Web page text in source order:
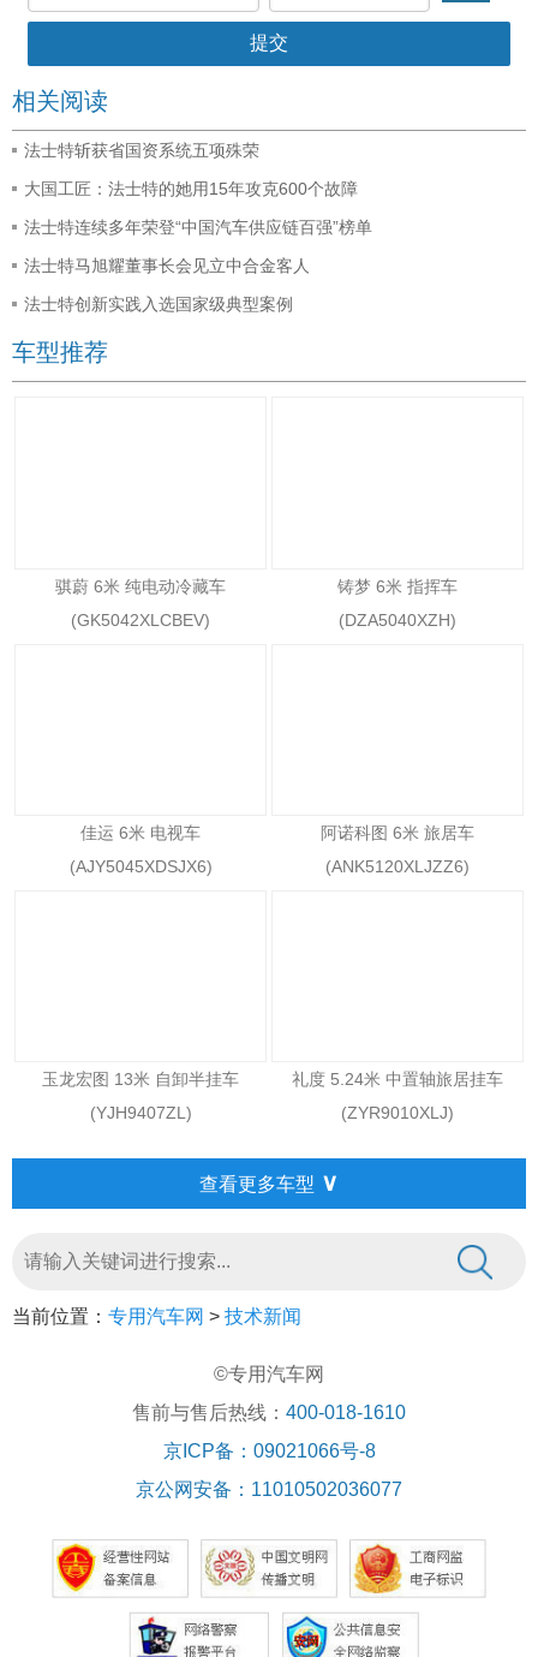
相关阅读
法士特斩获省国资系统五项殊荣
大国工匠：法士特的她用15年攻克600个故障
法士特连续多年荣登“中国汽车供应链百强”榜单
法士特马旭耀董事长会见立中合金客人
法士特创新实践入选国家级典型案例
车型推荐
骐蔚 6米 纯电动冷藏车
(GK5042XLCBEV)
铸梦 6米 指挥车
(DZA5040XZH)
佳运 6米 电视车
(AJY5045XDSJX6)
阿诺科图 6米 旅居车
(ANK5120XLJZZ6)
玉龙宏图 13米 自卸半挂车
(YJH9407ZL)
礼度 5.24米 中置轴旅居挂车
(ZYR9010XLJ)
查看更多车型 ∨
当前位置： 专用汽车网 > 技术新闻
©专用汽车网
售前与售后热线： 400-018-1610
京ICP备：09021066号-8
京公网安备：11010502036077